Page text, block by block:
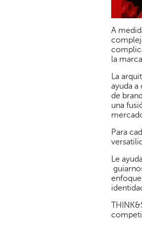
A
la
La
ayuda
de
una
Para
Le